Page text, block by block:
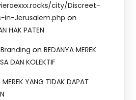
city/Discreet-
in-Jerusalem.php on
HAK PATEN
on BEDANYA MEREK
DAN KOLEKTIF
MEREK YANG TIDAK DAPAT